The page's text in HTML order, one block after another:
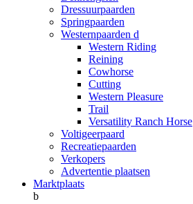
Dressuurpaarden
Springpaarden
Westernpaarden d
Western Riding
Reining
Cowhorse
Cutting
Western Pleasure
Trail
Versatility Ranch Horse
Voltigeerpaard
Recreatiepaarden
Verkopers
Advertentie plaatsen
Marktplaats
b